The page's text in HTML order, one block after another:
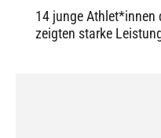
14 junge Athlet*innen
zeigten starke